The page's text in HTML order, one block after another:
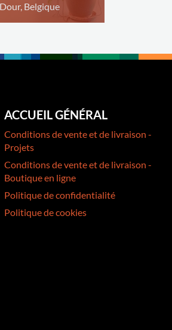
Belgique
ACCUEIL GÉNÉRAL
Conditions de vente et de livraison -
Projets
Conditions de vente et de livraison -
Boutique en ligne
Politique de confidentialité
Politique de cookies